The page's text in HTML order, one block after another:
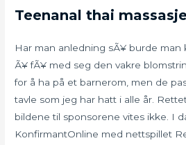
Teenanal thai
Har man anledning sÃ¥ burde man
Ã¥ fÃ¥ med seg den vakre
for å ha på et barnerom, men de
tavle som jeg har hatt i alle år.
bildene til sponsorene vites ikke. I
KonfirmantOnline med nettspillet